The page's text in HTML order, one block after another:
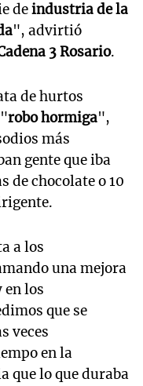
deindustria de la
", advirtió
3 Rosario.
de hurtos
robo hormiga",
más
gente que iba
de chocolate o 10
a los
una mejora
en los
que se
veces
en la
que lo que duraba